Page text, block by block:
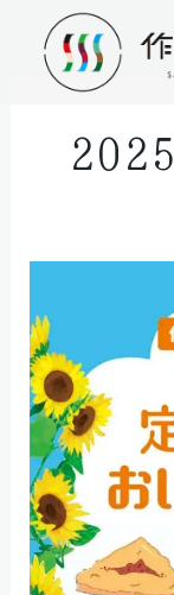
定
義
観
光
バ
ス
の
旅